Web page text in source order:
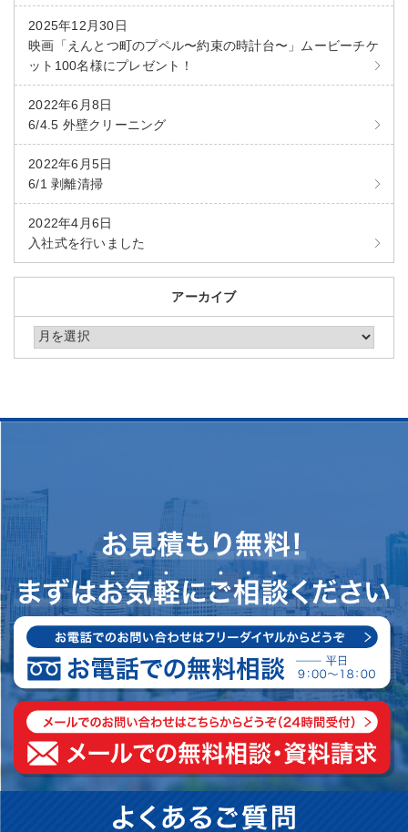
2025年12月30日
映画「えんとつ町のプペル〜約束の時計台〜」ムービーチケ
ット100名様にプレゼント！
2022年6月8日
6/4.5 外壁クリーニング
2022年6月5日
6/1 剥離清掃
2022年4月6日
入社式を行いました
アーカイブ
アーカイブ